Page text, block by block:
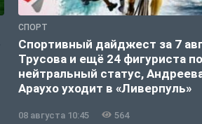
СПОРТ
Спортивный дайджест за 7
Трусова и ещё 24 фигуриста
нейтральный статус,
Араухо уходит в «Ливерпуль»
08 августа 10:45 564